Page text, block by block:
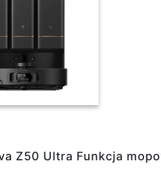
mopowania Stacja
Z50 Ultra Funkcja